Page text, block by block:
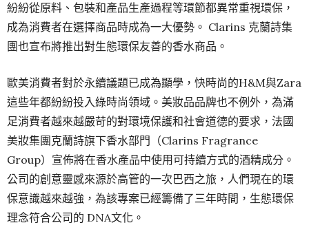
紛紛從原料、包裝和產品生產過程等環節都異常重視環保，
成為消費者在選擇商品時成為一大優勢。 Clarins 克蘭詩集
團也宣布將推出對生態環保友善的香水商品。
歐美消費者對於永續議題已成為顯學，快時尚的H&M與Zara
這些年都紛紛投入綠時尚領域。美妝品品牌也不例外，為滿
足消費者越來越嚴苛的對環境保護和社會道德的要求，法國
美妝集團克蘭詩旗下香水部門（Clarins Fragrance
Group）宣佈將在香水產品中使用可持續方式的酒精成分。
公司的創意靈感來源於高管的一次巴西之旅，人們現在的環
保意識越來越強，為該專案已經籌備了三年時間，生態環保
理念符合公司的 DNA文化。